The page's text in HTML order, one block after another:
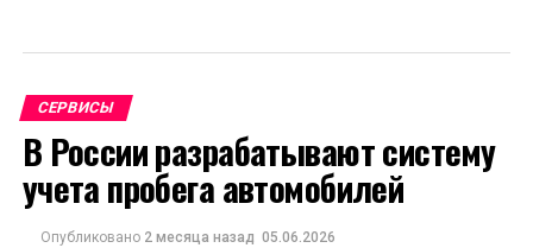
СЕРВИСЫ
В России разрабатывают систему
учета пробега автомобилей
Опубликовано 2 месяца назад 05.06.2026